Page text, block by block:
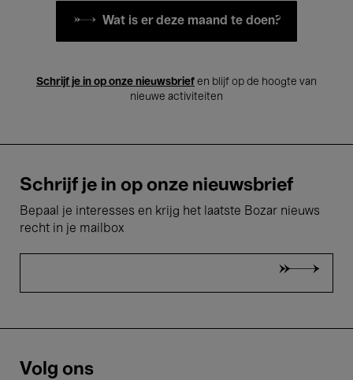
Wat is er deze maand te doen?
Schrijf je in op onze nieuwsbrief en blijf op de hoogte van
nieuwe activiteiten
Schrijf je in op onze nieuwsbrief
Bepaal je interesses en krijg het laatste Bozar nieuws
recht in je mailbox
Volg ons